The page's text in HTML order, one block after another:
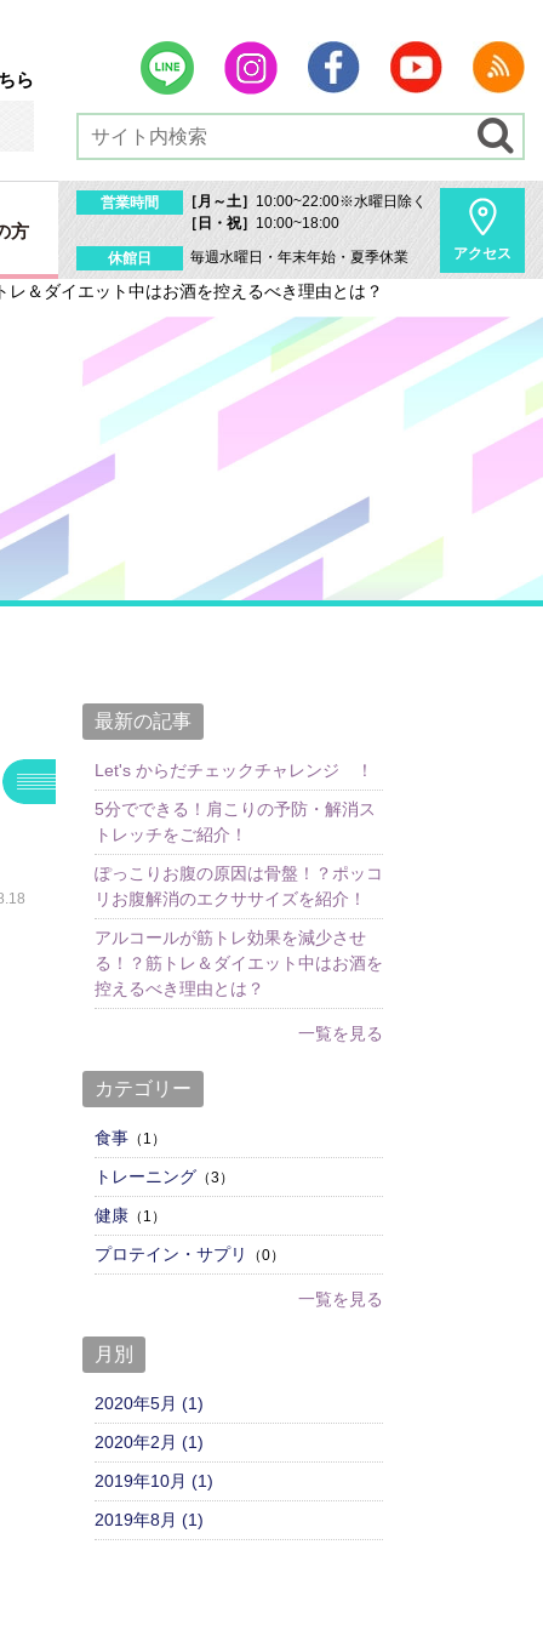
ら
方
営業時間 ［月～土］ 10:00~22:00※水曜日除く
［日・祝］ 10:00~18:00
休館日 毎週水曜日・年末年始・夏季休業 アクセス
＆ダイエット中はお酒を控えるべき理由とは？
最新の記事
Let's からだチェックチャレンジ ！
5分でできる！肩こりの予防・解消ス
トレッチをご紹介！
ぽっこりお腹の原因は骨盤！？ポッコ
リお腹解消のエクササイズを紹介！
アルコールが筋トレ効果を減少させ
る！？筋トレ＆ダイエット中はお酒を
控えるべき理由とは？
一覧を見る
カテゴリー
食事（1）
トレーニング（3）
健康（1）
プロテイン・サプリ （0）
一覧を見る
月別
2020年5月 (1)
2020年2月 (1)
2019年10月 (1)
2019年8月 (1)